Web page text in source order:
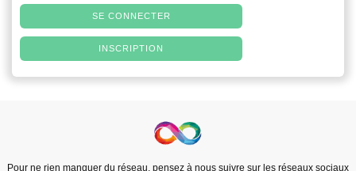
SE CONNECTER
INSCRIPTION
Pour ne rien manquer du réseau, pensez à nous suivre sur les réseaux sociaux